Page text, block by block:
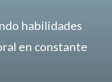
habilidades
en constante